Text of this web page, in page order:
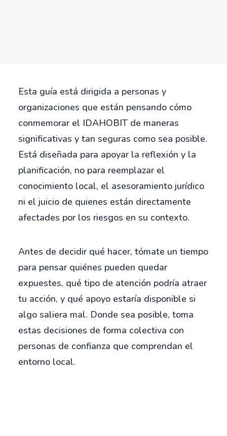
Esta guía está dirigida a personas y
organizaciones que están pensando cómo
conmemorar el IDAHOBIT de maneras
significativas y tan seguras como sea posible.
Está diseñada para apoyar la reflexión y la
planificación, no para reemplazar el
conocimiento local, el asesoramiento jurídico
ni el juicio de quienes están directamente
afectades por los riesgos en su contexto.
Antes de decidir qué hacer, tómate un tiempo
para pensar quiénes pueden quedar
expuestes, qué tipo de atención podría atraer
tu acción, y qué apoyo estaría disponible si
algo saliera mal. Donde sea posible, toma
estas decisiones de forma colectiva con
personas de confianza que comprendan el
entorno local.